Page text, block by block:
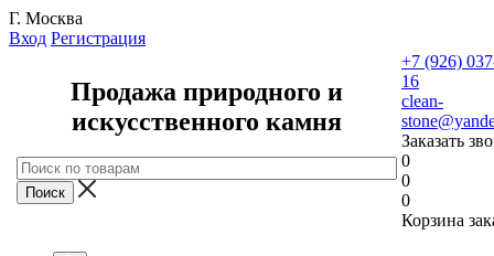
Г. Москва
Вход Регистрация
Продажа природного и
искусственного камня
+7 (926)
16
clean-
Заказать
0
0
0
Корзина